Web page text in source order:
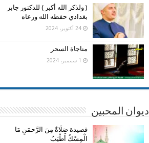
( ولذكر الله أكبر ) للدكتور جابر
بغدادي حفظه الله ورعاه
24 أكتوبر، 2024
مناجاة السحر
1 سبتمبر، 2024
ديوان المحبين
قصيدة صَلَاةٌ مِنَ الرَّحمَنِ مَا
الْمِسْكُ أَطْيَبُ